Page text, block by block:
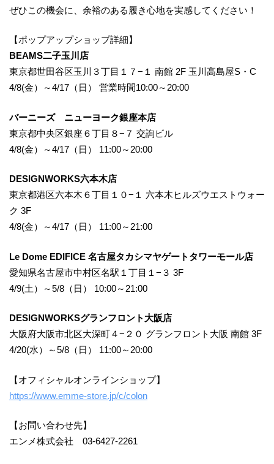
ぜひこの機会に、余裕のある履き⼼地を実感してください！
【ポップアップショップ詳細】
BEAMS二子玉川店
東京都世田谷区玉川３丁目１７−１ 南館 2F 玉川高島屋S・C
4/8(金）～4/17（日） 営業時間10:00～20:00
バーニーズ ニューヨーク銀座本店
東京都中央区銀座６丁目８−７ 交詢ビル
4/8(金）～4/17（日） 11:00～20:00
DESIGNWORKS六本木店
東京都港区六本木６丁目１０−１ 六本木ヒルズウエストウォー
ク 3F
4/8(金）～4/17（日） 11:00～21:00
Le Dome EDIFICE 名古屋タカシマヤゲートタワーモール店
愛知県名古屋市中村区名駅１丁目１−３ 3F
4/9(土）～5/8（日） 10:00～21:00
DESIGNWORKSグランフロント大阪店
大阪府大阪市北区大深町４−２０ グランフロント大阪 南館 3F
4/20(水）～5/8（日） 11:00～20:00
【オフィシャルオンラインショップ】
https://www.emme-store.jp/c/colon
​【お問い合わせ先】
エンメ株式会社 03-6427-2261